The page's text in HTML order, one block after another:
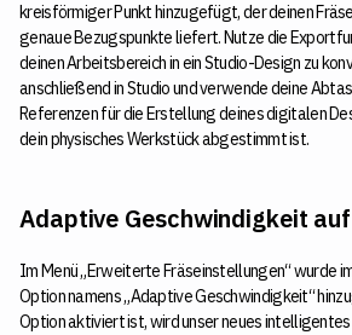
kreisförmiger Punkt hinzugefügt, der deinen
genaue Bezugspunkte liefert. Nutze die
deinen Arbeitsbereich in ein Studio-Design zu
anschließend in Studio und verwende deine
Referenzen für die Erstellung deines digitalen
dein physisches Werkstück abgestimmt ist.
Adaptive Geschwindigkeit
Im Menü „Erweiterte Fräseinstellungen“ wurde
Option namens „Adaptive Geschwindigkeit“
Option aktiviert ist, wird unser neues intelligentes